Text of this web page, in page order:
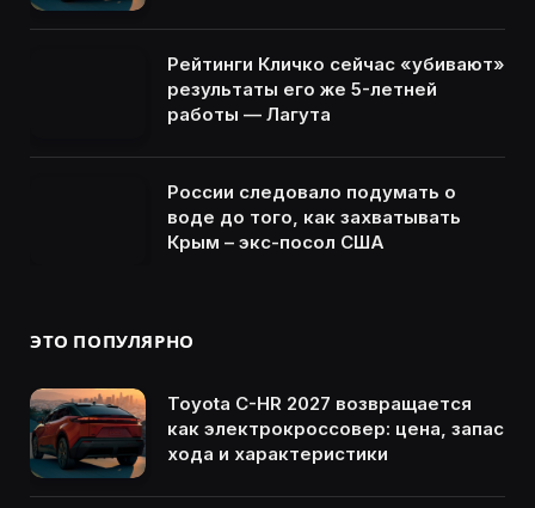
Рейтинги Кличко сейчас «убивают»
результаты его же 5-летней
работы — Лагута
России следовало подумать о
воде до того, как захватывать
Крым – экс-посол США
ЭТО ПОПУЛЯРНО
Toyota C-HR 2027 возвращается
как электрокроссовер: цена, запас
хода и характеристики